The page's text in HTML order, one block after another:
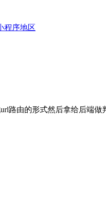
程序地区
路由的形式然后拿给后端做